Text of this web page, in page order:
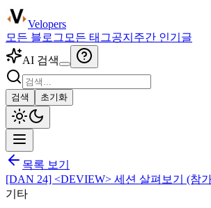
Velopers
모든 블로그 모든 태그공지 주간 인기글
AI 검색
검색 초기화
목록 보기
[DAN 24] <DEVIEW> 세션 살펴보기 (참
기타